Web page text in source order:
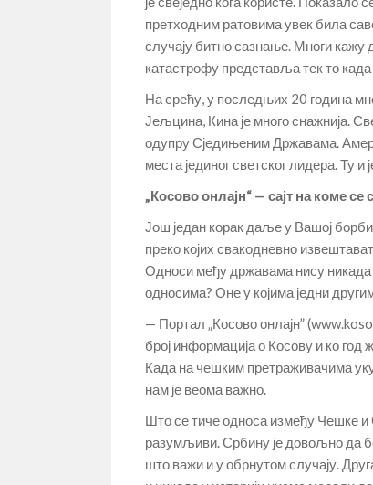
претходним ратовима увек била
случају битно сазнање. Многи кажу
катастрофу представља тек то
На срећу, у последњих 20 година
Јељцина, Кина је много снажнија.
одупру Сједињеним Државама.
места јединог светског лидера. Ту и
„Косово онлајн“ — сајт на коме се
Још један корак даље у Вашој борби
преко којих свакодневно
Односи међу државама нису никада
односима? Оне у којима једни
— Портал „Косово онлајн”
број информација о Косову и ко год
Када на чешким претраживачима
нам је веома важно.
Што се тиче односа између Чешке и
разумљиви. Србину је довољно да
што важи и у обрнутом случају.